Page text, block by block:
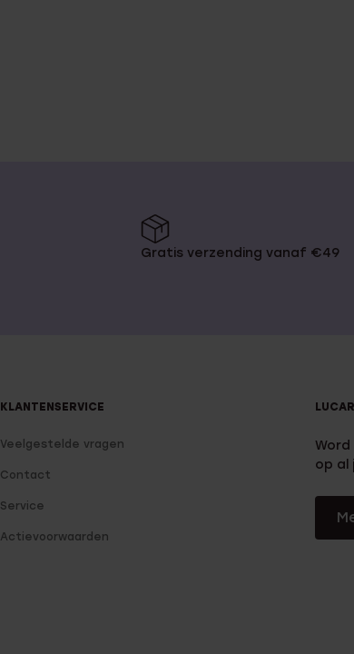
Gratis verzending vanaf €49
KLANTENSERVICE
Veelgestelde vragen
Contact
Service
Actievoorwaarden
op al